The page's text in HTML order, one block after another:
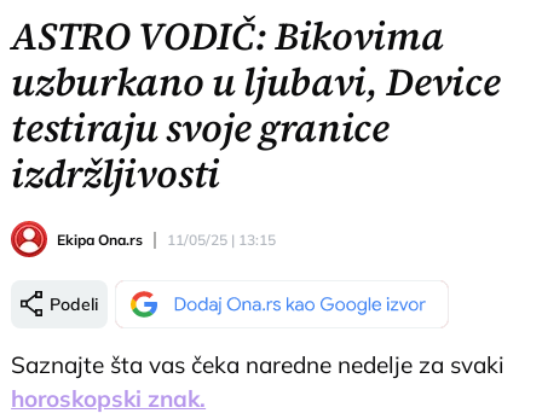
ASTRO VODIČ: Bikovima
uzburkano u ljubavi, Device
testiraju svoje granice
izdržljivosti
Ekipa Ona.rs 11/05/25 | 13:15
Podeli
Saznajte šta vas čeka naredne nedelje za svaki
horoskopski znak.